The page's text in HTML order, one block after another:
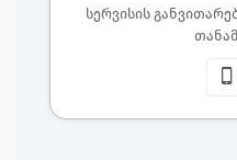
სერვისის